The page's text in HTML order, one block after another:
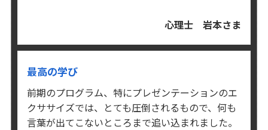
心理士 岩本さま
最高の学び
前期のプログラム、特にプレゼンテーションのエ
クササイズでは、 とても圧倒されるもので、何も
言葉が出てこないところまで追い込まれました。